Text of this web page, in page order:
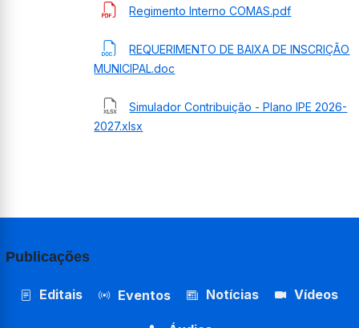
Regimento Interno COMAS.pdf
REQUERIMENTO DE BAIXA DE INSCRIÇÃO
MUNICIPAL.doc
Simulador Contribuição - Plano IPE 2026-
2027.xlsx
Publicações
Editais Eventos Notícias Vídeos